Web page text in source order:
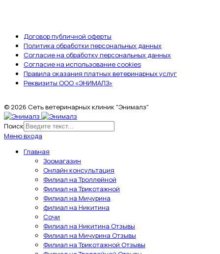
Договор публичной оферты
Политика обработки персональных данных
Согласие на обработку персональных данных
Согласие на использование cookies
Правила оказания платных ветеринарных услуг
Реквизиты ООО «ЭНИМАЛЗ»
© 2026 Сеть ветеринарных клиник "Энималз"
Поиск
Меню входа
Главная
Зоомагазин
Онлайн консультация
Филиал на Троллейной
Филиал на Трикотажной
Филиал на Мичурина
филиал на Никитина
Сочи
Филиал на Никитина Отзывы
Филиал на Мичурина Отзывы
Филиал на Трикотажной Отзывы